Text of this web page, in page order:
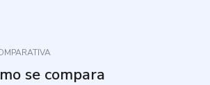
se compara